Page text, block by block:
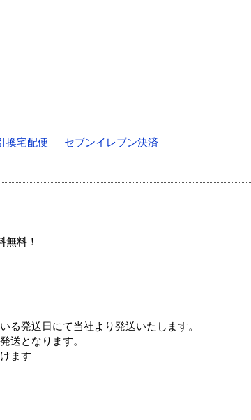
換宅配便
セブンイレブン決済
料！
る発送日にて当社より発送いたします。
送となります。
ます